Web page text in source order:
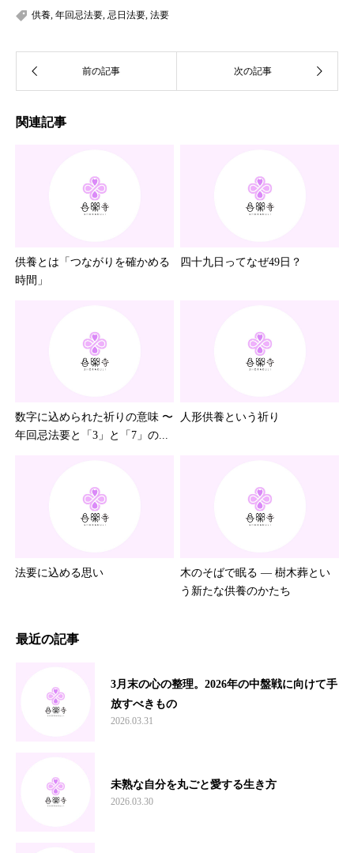
供養, 年回忌法要, 忌日法要, 法要
関連記事
供養とは「つながりを確かめる
時間」
四十九日ってなぜ49日？
数字に込められた祈りの意味 〜
年回忌法要と「3」と「7」の...
人形供養という祈り
法要に込める思い
木のそばで眠る ― 樹木葬とい
う新たな供養のかたち
最近の記事
3月末の心の整理。2026年の中盤戦に向けて手
放すべきもの
2026.03.31
未熟な自分を丸ごと愛する生き方
2026.03.30